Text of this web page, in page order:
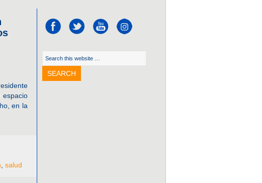
espacio
en la
salud